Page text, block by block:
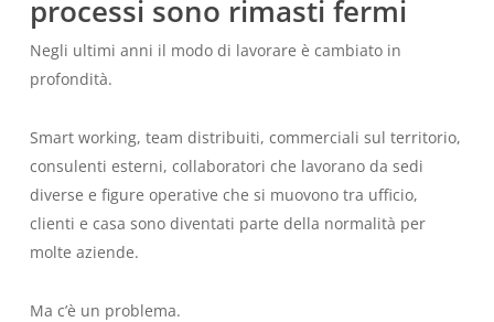
processi sono rimasti fermi
Negli ultimi anni il modo di lavorare è cambiato in
profondità.
Smart working, team distribuiti, commerciali sul territorio,
consulenti esterni, collaboratori che lavorano da sedi
diverse e figure operative che si muovono tra ufficio,
clienti e casa sono diventati parte della normalità per
molte aziende.
Ma c’è un problema.